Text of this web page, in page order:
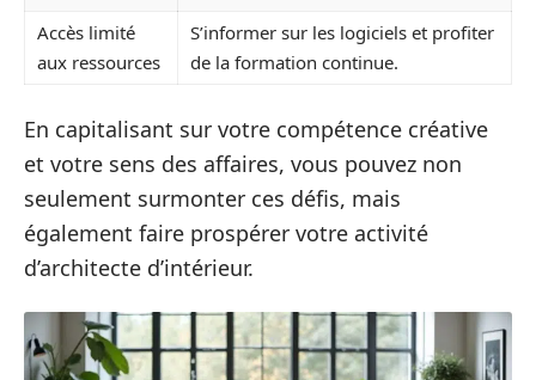
Accès limité
aux ressources
S’informer sur les logiciels et profiter
de la formation continue.
En capitalisant sur votre compétence créative
et votre sens des affaires, vous pouvez non
seulement surmonter ces défis, mais
également faire prospérer votre activité
d’architecte d’intérieur.